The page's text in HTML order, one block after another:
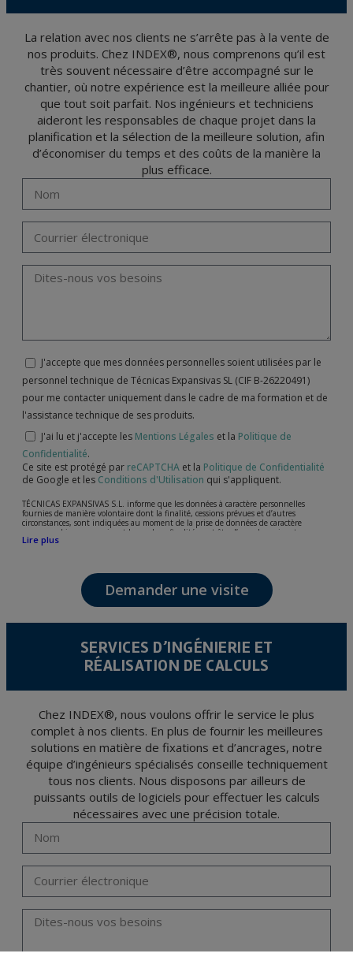
et d'opposition en vertu des dispositions au Règlement Général sur la Protection des
votre pièce d’identité, à P.I. La Portalada II | c/ Segador 13, 26006 | Logroño (La
Rioja).
La relation avec nos clients ne s’arrête pas à la vente de
nos produits. Chez INDEX®, nous comprenons qu’il est
très souvent nécessaire d’être accompagné sur le
chantier, où notre expérience est la meilleure alliée pour
que tout soit parfait. Nos ingénieurs et techniciens
aideront les responsables de chaque projet dans la
planification et la sélection de la meilleure solution, afin
d’économiser du temps et des coûts de la manière la
plus efficace.
J'accepte que mes données personnelles soient utilisées par le
personnel technique de Técnicas Expansivas SL (CIF B-26220491)
pour me contacter uniquement dans le cadre de ma formation et de
l'assistance technique de ses produits.
J'ai lu et j'accepte les Mentions Légales et la Politique de
Confidentialité.
Ce site est protégé par reCAPTCHA et la Politique de Confidentialité
de Google et les Conditions d'Utilisation qui s'appliquent.
TÉCNICAS EXPANSIVAS S.L. informe que les données à caractère personnelles
fournies de manière volontaire dont la finalité, cessions prévues et d’autres
circonstances, sont indiquées au moment de la prise de données de caractère
personne, bien que, suivant le cas, leur finalité peut être l’une des suivantes,
l’attention de votre demande, litige ou requise, maintien de la relation établie, la
Les données de nos fichiers sont absolument confidentielles et seront traitées avec la
plus grande confidentialité et répondent à toutes les exigences prévues par la loi
15/1999 du 13 décembre sur la protection des données personnelles.
Il est recommandé de ne pas envoyer de données strictement personnelles,
conformément à la législation de Protection des données, telles que celles relatives à
la santé, ces donnée n'étant pas cryptées.
L’usager peut à tout moment exercer son droit d'accès, de rectification, d'annulation
et d'opposition en vertu des dispositions au Règlement Général sur la Protection des
votre pièce d’identité, à P.I. La Portalada II | c/ Segador 13, 26006 | Logroño (La
Lire plus
Demander une visite
SERVICES D’INGÉNIERIE ET
RÉALISATION DE CALCULS
Chez INDEX®, nous voulons offrir le service le plus
complet à nos clients. En plus de fournir les meilleures
solutions en matière de fixations et d’ancrages, notre
équipe d’ingénieurs spécialisés conseille techniquement
tous nos clients. Nous disposons par ailleurs de
puissants outils de logiciels pour effectuer les calculs
nécessaires avec une précision totale.